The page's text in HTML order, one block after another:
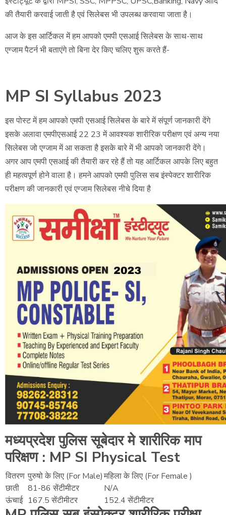
की तैयारी करवाई जाती है एवं सिलेबस भी उपलब्ध करवाया जाता है।
आज के इस आर्टिकल में हम आपको एमपी एसआई सिलेबस के साथ-साथ
एग्जाम पैटर्न भी बताएंगे तो बिना देर किए चलिए शुरू करते हैं-
MP SI Syllabus 2023
इस पोस्ट में हम आपको एमपी एसआई सिलेबस के बारे में संपूर्ण जानकारी देंगे
इसके अलावा एमपीएसआई 22 23 में आवश्यक शारीरिक परीक्षण एवं अन्य नया
सिलेबस जो एग्जाम में आ सकता है इसके बारे में भी आपको जानकारी देंगे।
अगर आप एमपी एसआई की तैयारी कर रहे हैं तो यह आर्टिकल आपके लिए बहुत
ही महत्वपूर्ण होने वाला है। हमने आपको एमपी पुलिस सब इंस्पेक्टर शारीरिक
परीक्षण की जानकारी एवं एग्जाम सिलेबस नीचे दिया है
मध्यप्रदेश पुलिस सूबेदार मे शारीरिक माप
परिक्षण : MP SI Physical Test
वितरण पुरुषो के लिए (For Male)महिला के लिए (For Female )
छाती
81-86 सेंटीमीटर
N/A
ऊंचाई 167.5 सेंटीमीटर 152.4 सेंटीमीटर